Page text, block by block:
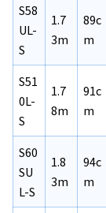
S58
UL-
S
1.7
3m
89c
m
S51
0L-
S
1.7
8m
91c
m
S60
SU
L-S
1.8
3m
94c
m